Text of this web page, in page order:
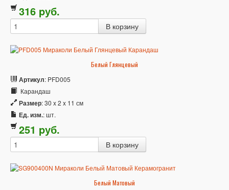
316 pуб.
Белый Глянцевый
Артикул: PFD005
Карандаш
Размер: 30 x 2 x 11 см
Ед. изм.: шт.
251 pуб.
Белый Матовый